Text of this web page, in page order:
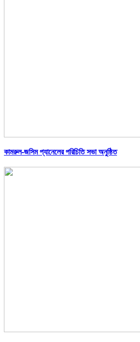
কামরুল-জসিম প্যানেলের পরিচিতি সভা অনুষ্ঠিত